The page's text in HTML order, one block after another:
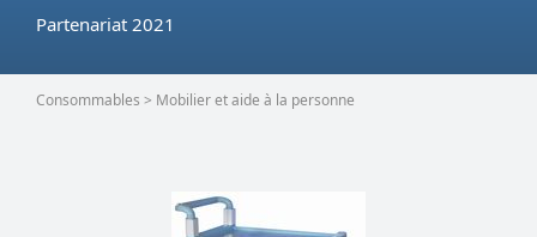
Partenariat 2021
Consommables > Mobilier et aide à la personne